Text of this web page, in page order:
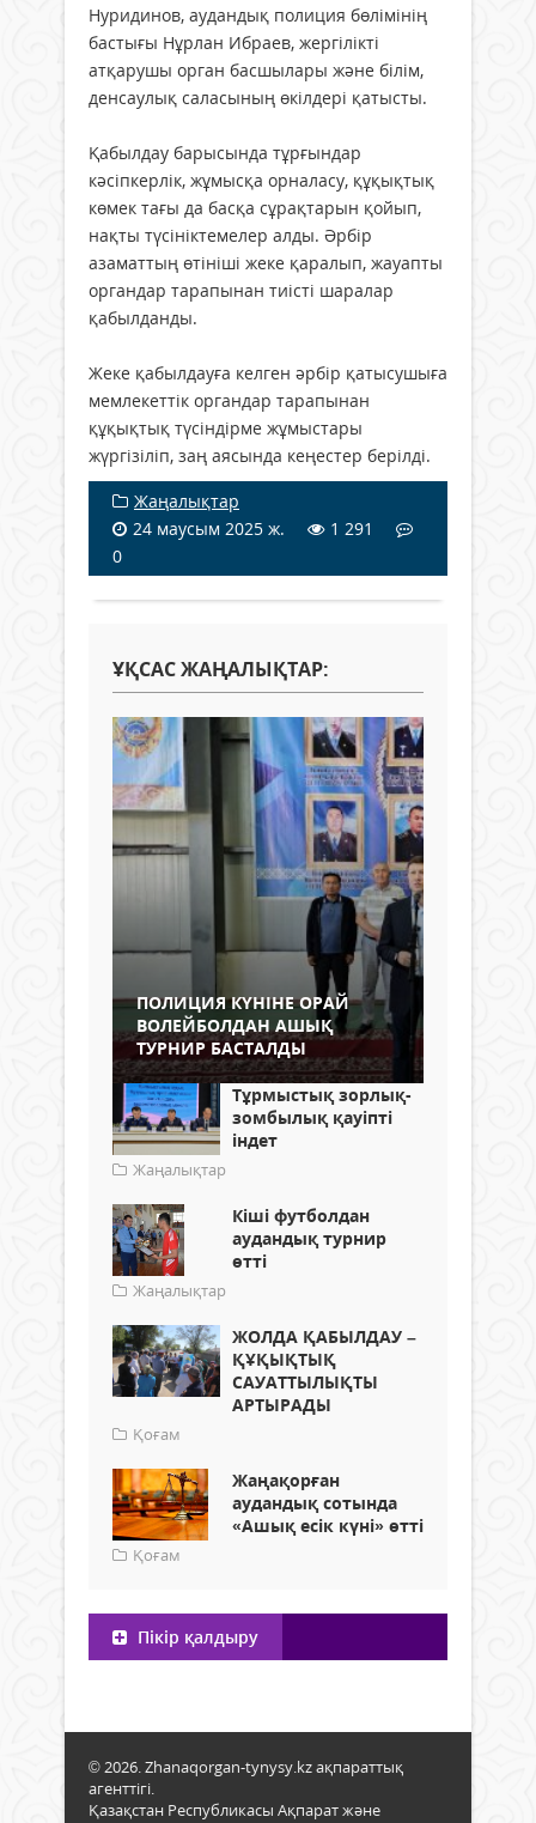
Нуридинов, аудандық полиция бөлімінің
бастығы Нұрлан Ибраев, жергілікті
атқарушы орган басшылары және білім,
денсаулық саласының өкілдері қатысты.
Қабылдау барысында тұрғындар
кәсіпкерлік, жұмысқа орналасу, құқықтық
көмек тағы да басқа сұрақтарын қойып,
нақты түсініктемелер алды. Әрбір
азаматтың өтініші жеке қаралып, жауапты
органдар тарапынан тиісті шаралар
қабылданды.
Жеке қабылдауға келген әрбір қатысушыға
мемлекеттік органдар тарапынан
құқықтық түсіндірме жұмыстары
жүргізіліп, заң аясында кеңестер берілді.
Жаңалықтар
24 маусым 2025 ж.
1 291
0
ҰҚСАС ЖАҢАЛЫҚТАР:
ПОЛИЦИЯ КҮНІНЕ ОРАЙ
ВОЛЕЙБОЛДАН АШЫҚ
ТУРНИР БАСТАЛДЫ
Тұрмыстық зорлық-
зомбылық қауіпті
індет
Жаңалықтар
Кіші футболдан
аудандық турнир
өтті
Жаңалықтар
ЖОЛДА ҚАБЫЛДАУ –
ҚҰҚЫҚТЫҚ
САУАТТЫЛЫҚТЫ
АРТЫРАДЫ
Қоғам
Жаңақорған
аудандық сотында
«Ашық есік күні» өтті
Қоғам
Пікір қалдыру
© 2026. Zhanaqorgan-tynysy.kz ақпараттық
агенттігі.
Қазақстан Республикасы Ақпарат және